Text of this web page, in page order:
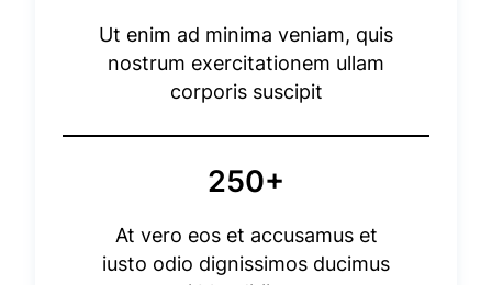
Ut enim ad minima veniam, quis
nostrum exercitationem ullam
corporis suscipit
250+
At vero eos et accusamus et
iusto odio dignissimos ducimus